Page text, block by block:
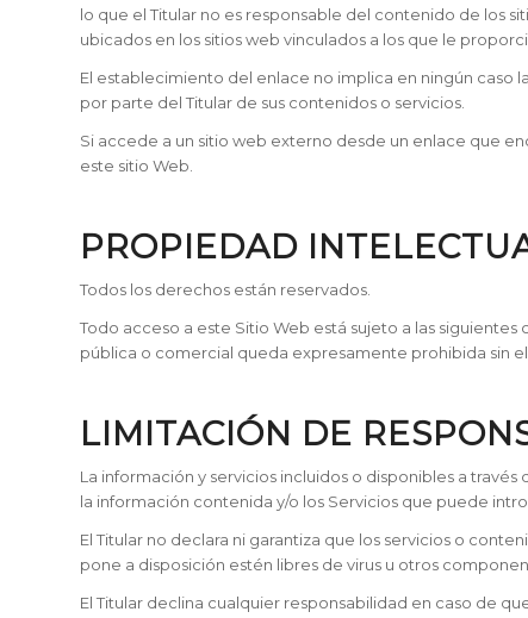
lo que el Titular no es responsable del contenido de los
ubicados en los sitios web vinculados a los que le
El establecimiento del enlace no implica en ningún caso
por parte del Titular de sus contenidos o servicios.
Si accede a un sitio web externo desde un enlace que
este sitio Web.
PROPIEDAD
Todos los derechos están reservados.
Todo acceso a este Sitio Web está sujeto a las
pública o comercial queda expresamente prohibida sin
LIMITACIÓN DE
La información y servicios incluidos o disponibles a
la información contenida y/o los Servicios que puede
El Titular no declara ni garantiza que los servicios o
pone a disposición estén libres de virus u otros
El Titular declina cualquier responsabilidad en caso de